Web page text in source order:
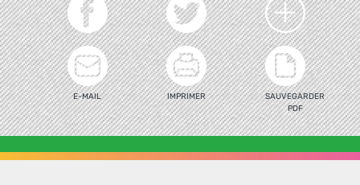
E-MAIL IMPRIMER
SAUVEGARDER
PDF